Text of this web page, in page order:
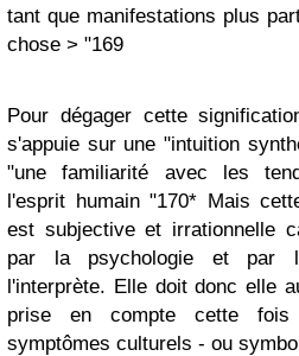
tant que manifestations plus
chose > "169
Pour dégager cette
s'appuie sur une "intuition
"une familiarité avec les
l'esprit humain "170* Mais
est subjective et irrationnelle
par la psychologie et par
l'interprète. Elle doit donc elle
prise en compte cette
symptômes culturels - ou